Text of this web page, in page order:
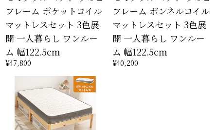
フレーム ポケットコイル
マットレスセット 3色展
開 一人暮らし ワンルー
ム 幅122.5cm
¥47,800
フレーム ボンネルコイル
マットレスセット 3色展
開 一人暮らし ワンルー
ム 幅122.5cm
¥40,200